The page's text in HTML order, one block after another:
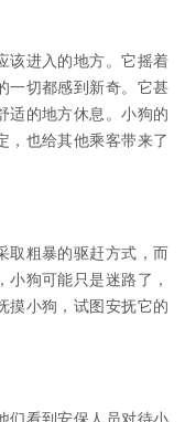
该进入的地方。它摇着
一切都感到新奇。它甚
适的地方休息。小狗的
，也给其他乘客带来了
取粗暴的驱赶方式，而
狗可能只是迷路了，
摸小狗，试图安抚它的